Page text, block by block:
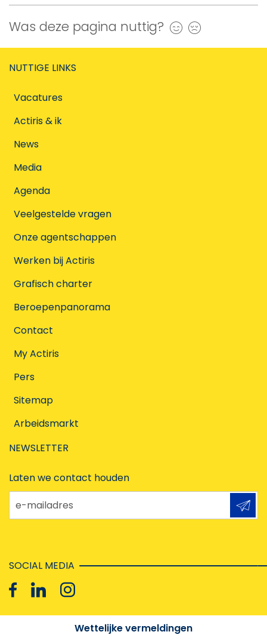
Was deze pagina nuttig? Ja
NUTTIGE LINKS
Vacatures
Actiris & ik
News
Media
Agenda
Veelgestelde vragen
Onze agentschappen
Werken bij Actiris
Grafisch charter
Beroepenpanorama
Contact
My Actiris
Pers
Sitemap
Arbeidsmarkt
NEWSLETTER
Laten we contact houden
e-mailadres
SOCIAL MEDIA
Wettelijke vermeldingen